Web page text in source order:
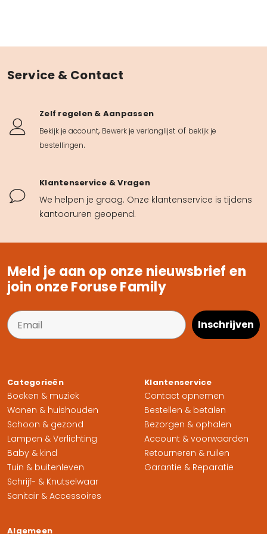
Service & Contact
Zelf regelen & Aanpassen
Bekijk je account, Bewerk je verlanglijst of bekijk je
bestellingen.
Klantenservice & Vragen
We helpen je graag. Onze klantenservice is tijdens
kantooruren geopend.
Meld je aan op onze nieuwsbrief en
join onze Foruse Family
Inschrijven
Categorieën
Boeken & muziek
Wonen & huishouden
Schoon & gezond
Lampen & Verlichting
Baby & kind
Tuin & buitenleven
Schrijf- & Knutselwaar
Sanitair & Accessoires
Klantenservice
Contact opnemen
Bestellen & betalen
Bezorgen & ophalen
Account & voorwaarden
Retourneren & ruilen
Garantie & Reparatie
Algemeen